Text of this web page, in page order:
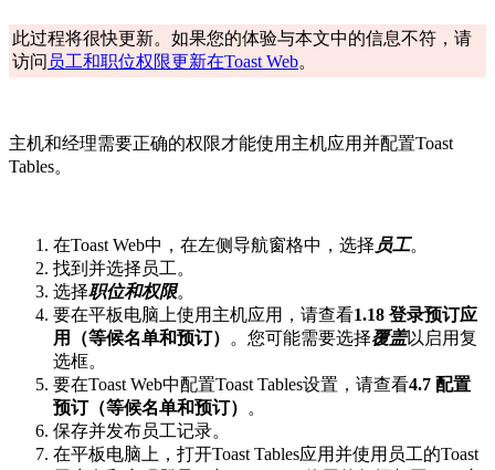
此过程将很快更新。如果您的体验与本文中的信息不符，请
访问 员工和职位权限更新在Toast Web。
主机和经理需要正确的权限才能使用主机应用并配置Toast
Tables。
在Toast Web中，在左侧导航窗格中，选择 员工。
找到并选择员工。
选择职位和权限。
要在平板电脑上使用主机应用，请查看1.18 登录预订应
用（等候名单和预订）
。您可能需要选择覆盖以启用复
选框。
要在Toast Web中配置Toast Tables设置，请查看4.7 配置
预订（等候名单和预订）
。
保存并发布员工记录。
在平板电脑上，打开Toast Tables应用并使用员工的Toast